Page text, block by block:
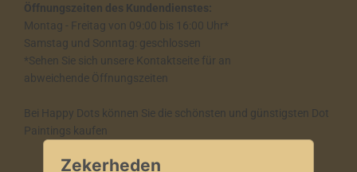
Öffnungszeiten des Kundendienstes:
Montag - Freitag von 09:00 bis 16:00 Uhr*
Samstag und Sonntag: geschlossen
*Sehen Sie sich unsere Kontaktseite für an
abweichende Öffnungszeiten
Bei Happy Dots können Sie die schönsten und günstigsten Dot
Paintings kaufen